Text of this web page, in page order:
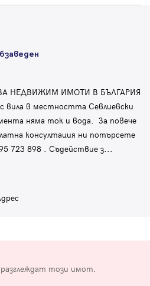
НЕДВИЖИМ ИМОТИ В БЪЛГАРИЯ
вила в местността Севлиевски
няма ток и вода. За повече
консултация ни потърсете
723 898 . Съдействие з...
този имот.